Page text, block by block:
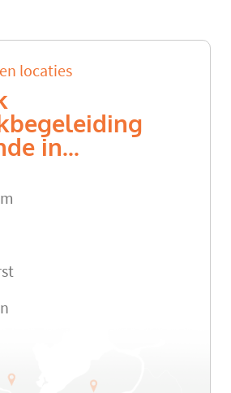
locaties
in...